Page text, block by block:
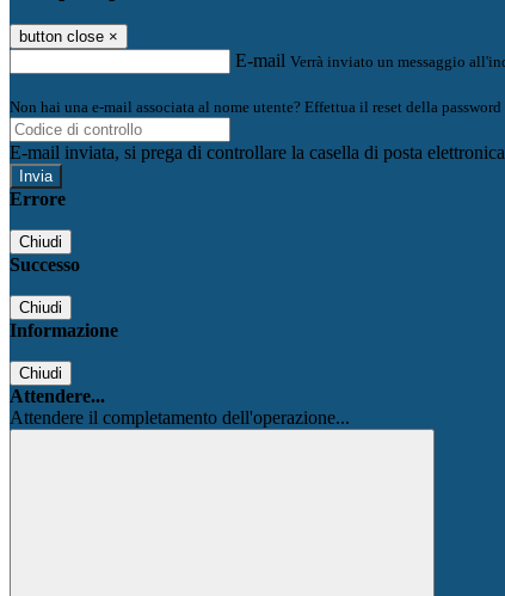
button close ×
E-mail Verrà inviato un messaggio
Non hai una e-mail associata al nome utente? Effettua il reset della
E-mail inviata, si prega di controllare la casella di posta
Errore
Chiudi
Successo
Chiudi
Informazione
Chiudi
Attendere...
Attendere il completamento dell'operazione...